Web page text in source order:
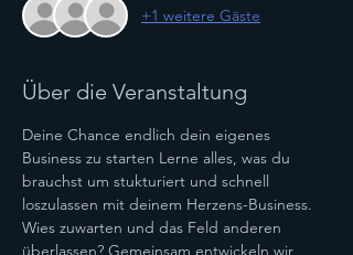
+1 weitere Gäste
Über die Veranstaltung
Deine Chance endlich dein eigenes
Business zu starten Lerne alles, was du
brauchst um stukturiert und schnell
loszulassen mit deinem Herzens-Business.
Wies zuwarten und das Feld anderen
überlassen? Gemeinsam entwickeln wir